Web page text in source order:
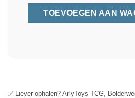
✅ Liever ophalen? ArlyToys TCG,